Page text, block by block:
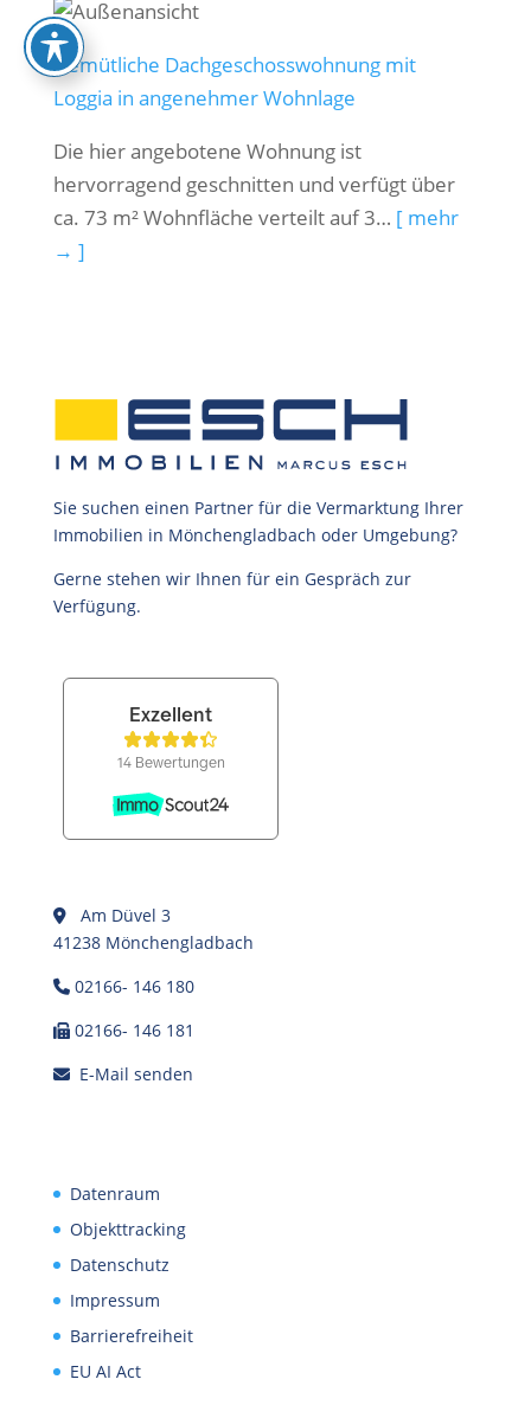
Gemütliche Dachgeschosswohnung mit
Loggia in angenehmer Wohnlage
Die hier angebotene Wohnung ist
hervorragend geschnitten und verfügt über
ca. 73 m² Wohnfläche verteilt auf 3… [ mehr
→ ]
Sie suchen einen Partner für die Vermarktung Ihrer
Immobilien in Mönchengladbach oder Umgebung?
Gerne stehen wir Ihnen für ein Gespräch zur
Verfügung.
Am Düvel 3
41238 Mönchengladbach
02166- 146 180
02166- 146 181
E-Mail senden
Datenraum
Objekttracking
Datenschutz
Impressum
Barrierefreiheit
EU AI Act